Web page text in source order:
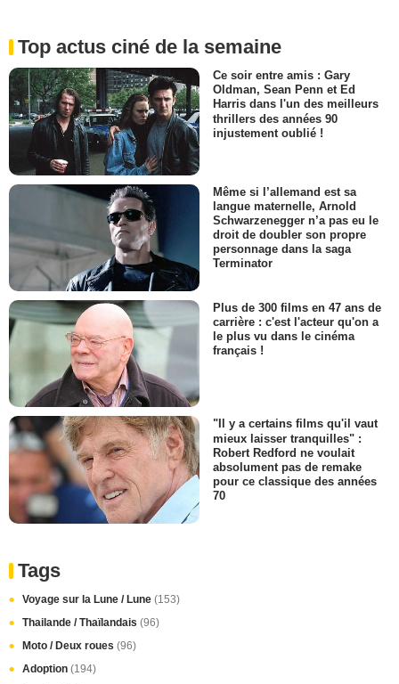
Top actus ciné de la semaine
Ce soir entre amis : Gary
Oldman, Sean Penn et Ed
Harris dans l'un des meilleurs
thrillers des années 90
injustement oublié !
Même si l’allemand est sa
langue maternelle, Arnold
Schwarzenegger n’a pas eu le
droit de doubler son propre
personnage dans la saga
Terminator
Plus de 300 films en 47 ans de
carrière : c'est l'acteur qu'on a
le plus vu dans le cinéma
français !
"Il y a certains films qu'il vaut
mieux laisser tranquilles" :
Robert Redford ne voulait
absolument pas de remake
pour ce classique des années
70
Tags
Voyage sur la Lune / Lune (153)
Thailande / Thaïlandais (96)
Moto / Deux roues (96)
Adoption (194)